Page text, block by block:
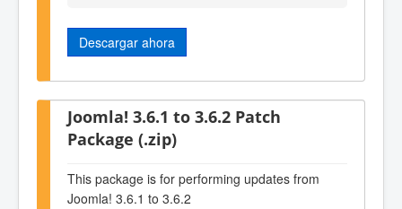
Descargar ahora
Joomla! 3.6.1 to 3.6.2 Patch
Package (.zip)
This package is for performing updates from
Joomla! 3.6.1 to 3.6.2